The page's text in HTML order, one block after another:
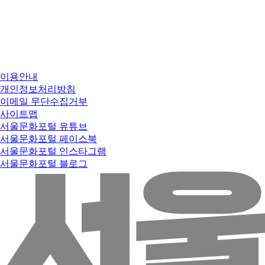
이용안내
개인정보처리방침
이메일 무단수집거부
사이트맵
서울문화포털 유튜브
서울문화포털 페이스북
서울문화포털 인스타그램
서울문화포털 블로그